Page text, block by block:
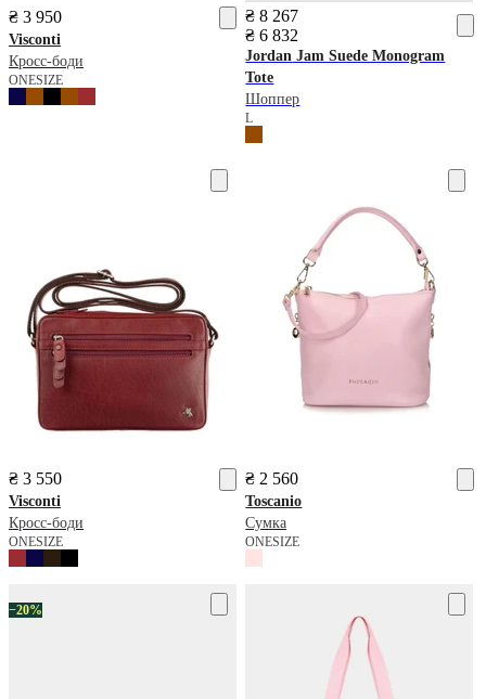
₴ 3 950
Visconti
Кросс-боди
ONESIZE
₴ 8 267
₴ 6 832
Jordan Jam Suede Monogram
Tote
Шоппер
L
₴ 3 550
Visconti
Кросс-боди
ONESIZE
₴ 2 560
Toscanio
Сумка
ONESIZE
−20%